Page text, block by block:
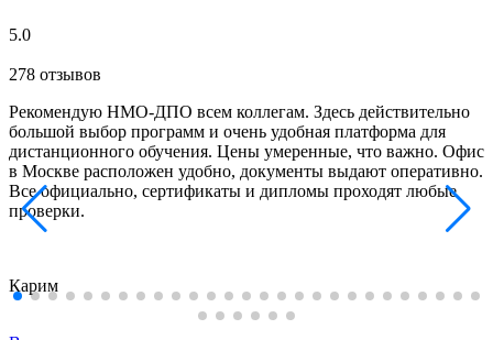
5.0
278 отзывов
Рекомендую НМО-ДПО всем коллегам. Здесь действительно
большой выбор программ и очень удобная платформа для
дистанционного обучения. Цены умеренные, что важно. Офис
в Москве расположен удобно, документы выдают оперативно.
Все официально, сертификаты и дипломы проходят любые
проверки.
Карим